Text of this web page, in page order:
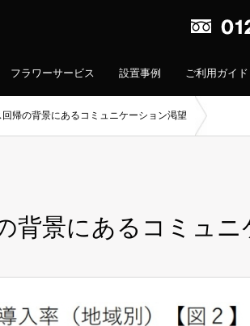
フラワーサービス 設置事例 ご利用ガイド
帰の背景にあるコミュニケーション渇望
背景にあるコミュ